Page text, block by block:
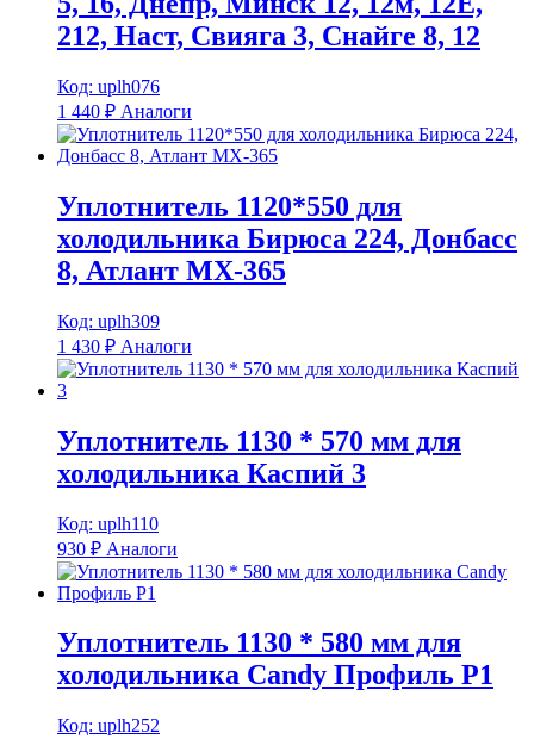
212, Наст, Свияга 3, Снайге 8, 12
Код: uplh076
1 440 ₽ Аналоги
Уплотнитель 1120*550 для
холодильника Бирюса 224, Донбасс
8, Атлант МХ-365
Код: uplh309
1 430 ₽ Аналоги
Уплотнитель 1130 * 570 мм для
холодильника Каспий 3
Код: uplh110
930 ₽ Аналоги
Уплотнитель 1130 * 580 мм для
холодильника Candy Профиль Р1
Код: uplh252